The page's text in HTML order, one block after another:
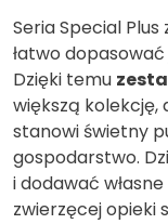
Seria Special
łatwo
Dzięki temu
większą kolekcję,
stanowi świetny
gospodarstwo.
i dodawać
zwierzęcej opieki